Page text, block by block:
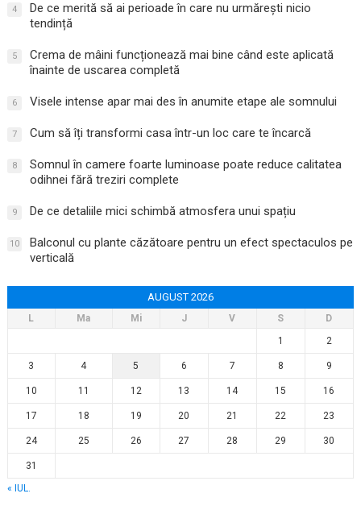
4
De ce merită să ai perioade în care nu urmărești nicio
tendință
5
Crema de mâini funcționează mai bine când este aplicată
înainte de uscarea completă
6 Visele intense apar mai des în anumite etape ale somnului
7 Cum să îți transformi casa într-un loc care te încarcă
8
Somnul în camere foarte luminoase poate reduce calitatea
odihnei fără treziri complete
9 De ce detaliile mici schimbă atmosfera unui spațiu
10
Balconul cu plante căzătoare pentru un efect spectaculos pe
verticală
AUGUST 2026
L Ma Mi J V S
D
1
2
3 4 5 6 7 8 9
10 11 12 13 14 15 16
17 18 19 20 21 22 23
24 25 26 27 28 29 30
31
« IUL.